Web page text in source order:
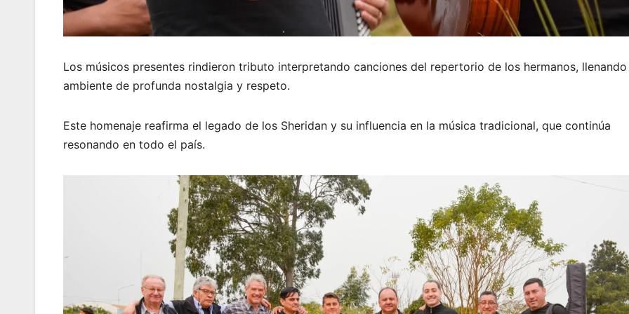
Los músicos presentes rindieron tributo interpretando canciones del repertorio de los hermanos,
ambiente de profunda nostalgia y respeto.
Este homenaje reafirma el legado de los Sheridan y su influencia en la música tradicional, que continúa
resonando en todo el país.